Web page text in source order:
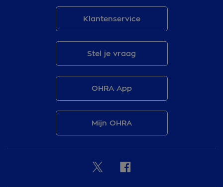
Klantenservice
Stel je vraag
OHRA App
Mijn OHRA